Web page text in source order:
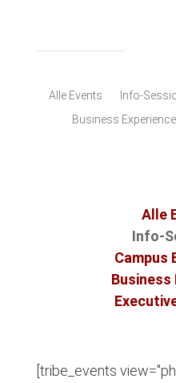
Alle Events Info-
Business Experience
Alle
Info-
Campus
Business
[tribe_events